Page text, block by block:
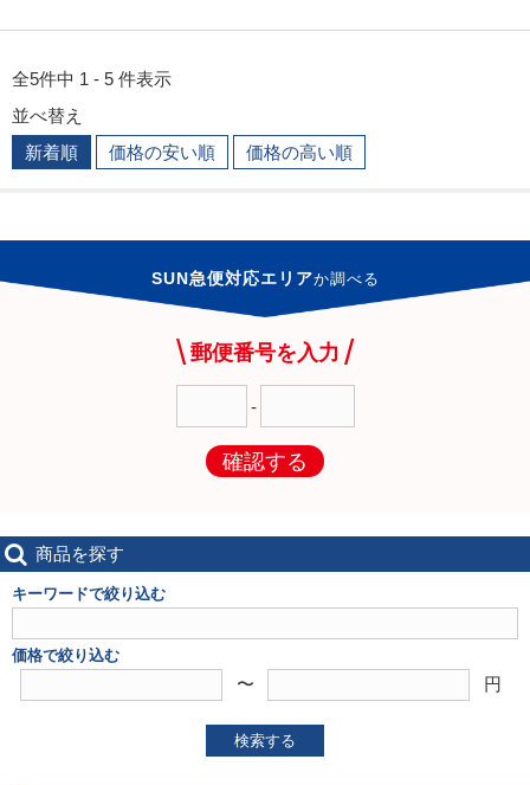
全5件中 1 - 5 件表示
並べ替え
新着順
価格の安い順 価格の高い順
SUN急便対応エリアか調べる
郵便番号を入力
-
確認する
商品を探す
キーワードで絞り込む
価格で絞り込む
〜 円
検索する